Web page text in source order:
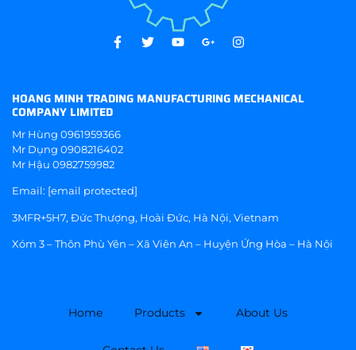
HOANG MINH TRADING MANUFACTURING MECHANICAL
COMPANY LIMITED
Mr Hùng 0961959366
Mr Dụng 0908216402
Mr Hậu 0982759982
Email: [email protected]
3MFR+5H7, Đức Thượng, Hoài Đức, Hà Nội, Vietnam
Xóm 3 – Thôn Phù Yên – Xã Viên An – Huyện Ứng Hòa – Hà Nội
Home Products About Us